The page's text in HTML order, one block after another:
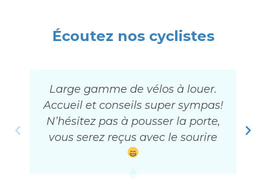
Écoutez nos cyclistes
Large gamme de vélos à louer.
Accueil et conseils super sympas!
N’hésitez pas à pousser la porte,
vous serez reçus avec le sourire